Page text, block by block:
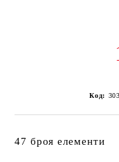
Код:
47 броя елементи